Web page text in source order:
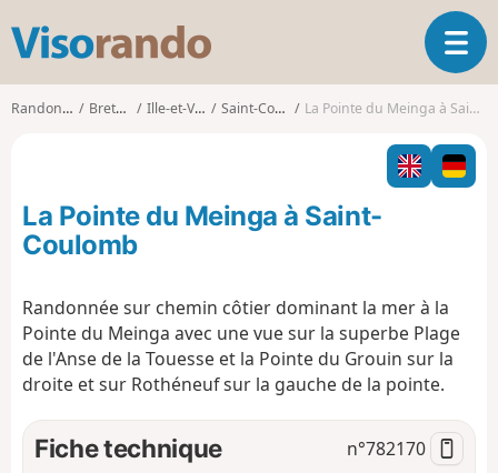
s
o
o
O
u
v
i
r
l
g
o
Randonnées Bretagne Ille-et-Vilaine Saint-Coulomb La Pointe du Meinga à Saint-Coulomb
La Pointe du Meinga à Saint-
Coulomb
Randonnée sur chemin côtier dominant la mer à la
Pointe du Meinga avec une vue sur la superbe Plage
de l'Anse de la Touesse et la Pointe du Grouin sur la
droite et sur Rothéneuf sur la gauche de la pointe.
Fiche technique n°782170